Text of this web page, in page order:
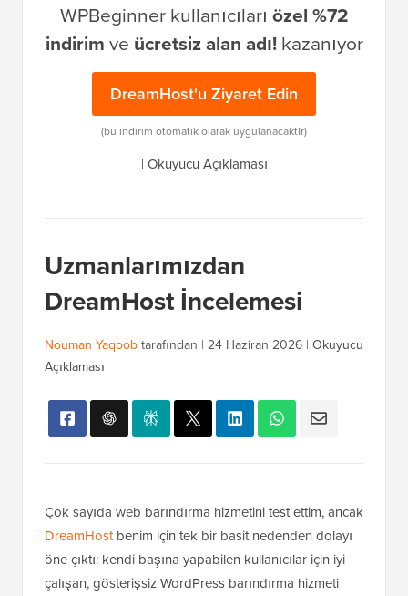
WPBeginner kullanıcıları özel %72
indirim ve ücretsiz alan adı!kazanıyor
DreamHost'u Ziyaret Edin
(bu indirim otomatik olarak uygulanacaktır)
| Okuyucu Açıklaması
Uzmanlarımızdan
DreamHost İncelemesi
Nouman Yaqoob tarafından | 24 Haziran 2026 | Okuyucu
Açıklaması
Çok sayıda web barındırma hizmetini test ettim, ancak
DreamHostbenim için tek bir basit nedenden dolayı
öne çıktı: kendi başına yapabilen kullanıcılar için iyi
çalışan, gösterişsiz WordPress barındırma hizmeti